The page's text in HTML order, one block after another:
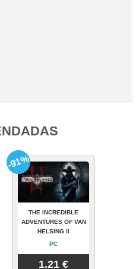
THE INCREDIBLE
ADVENTURES OF VAN
HELSING II
PC
1.21 €
-91%